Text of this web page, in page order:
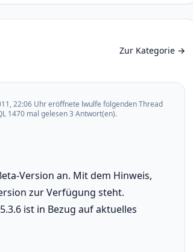
Zur Kategorie →
22:06 Uhr eröffnete lwulfe folgenden Thread
1470 mal gelesen 3 Antwort(en).
Version an. Mit dem Hinweis,
zur Verfügung steht.
ist in Bezug auf aktuelles